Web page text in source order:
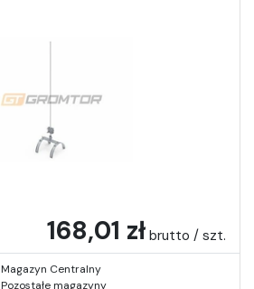
168,01 zł brutto / szt.
Magazyn Centralny
Pozostałe magazyny